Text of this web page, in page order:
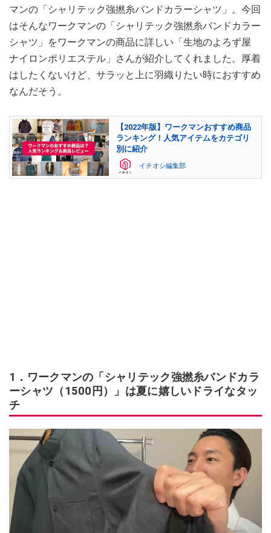
マンの「シャリテック強撚糸バンドカラーシャツ」。今回
はそんなワークマンの「シャリテック強撚糸バンドカラー
シャツ」をワークマンの商品に詳しい「生地のよろず屋
ナイロンポリエステル」さんが紹介してくれました。厚着
はしたくないけど、サラッと上に羽織りたい時におすすめ
なんだそう。
【2022年版】ワークマンおすすめ商品
ランキング！人気アイテムをカテゴリ
別に紹介
イチオシ編集部
1．ワークマンの「シャリテック強撚糸バンドカラ
ーシャツ（1500円）」は夏に嬉しいドライなタッ
チ